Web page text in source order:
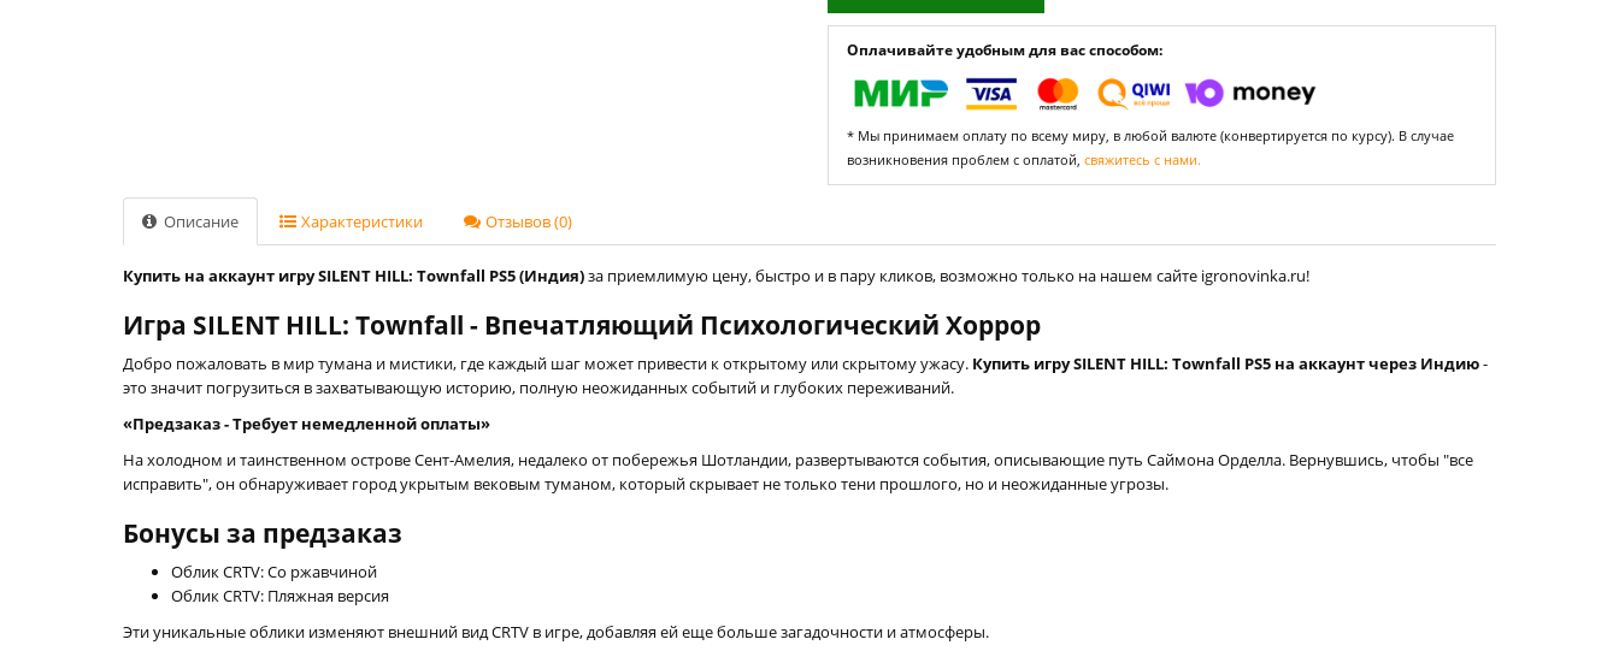
Оплачивайте удобным для вас способом:
* Мы принимаем оплату по всему миру, в любой валюте (конвертируется по курсу). В случае
возникновения проблем с оплатой, свяжитесь с нами.
Описание Характеристики Отзывов (0)
Купить на аккаунт игру SILENT HILL: Townfall PS5 (Индия)за приемлимую цену, быстро и в пару кликов, возможно только на нашем сайте igronovinka.ru!
Игра SILENT HILL: Townfall - Впечатляющий Психологический Хоррор
Добро пожаловать в мир тумана и мистики, где каждый шаг может привести к открытому или скрытому ужасу. Купить игру SILENT HILL: Townfall PS5 на аккаунт через Индию-
это значит погрузиться в захватывающую историю, полную неожиданных событий и глубоких переживаний.
«Предзаказ - Требует немедленной оплаты»
На холодном и таинственном острове Сент-Амелия, недалеко от побережья Шотландии, развертываются события, описывающие путь Саймона Орделла. Вернувшись, чтобы "все
исправить", он обнаруживает город укрытым вековым туманом, который скрывает не только тени прошлого, но и неожиданные угрозы.
Бонусы за предзаказ
Облик CRTV: Со ржавчиной
Облик CRTV: Пляжная версия
Эти уникальные облики изменяют внешний вид CRTV в игре, добавляя ей еще больше загадочности и атмосферы.